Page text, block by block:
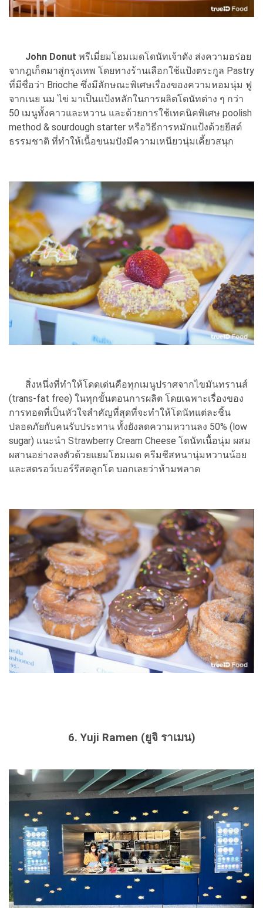
John Donut พรีเมี่ยมโฮมเมดโดนัทเจ้าดัง ส่งความอร่อย
จากฎเก็ตมาสู่กรุงเทพ โดยทางร้านเลือกใช้แป้งตระกูล Pastry
ที่มีชื่อว่า Brioche ซึ่งมีลักษณะพิเศษเรื่องของความหอมนุ่ม ฟู
จากเนย นม ไข่ มาเป็นแป้งหลักในการผลิตโดนัทต่าง ๆ กว่า
50 เมนูทั้งคาวและหวาน และด้วยการใช้เทคนิคพิเศษ poolish
method & sourdough starter หรือวิธีการหมักแป้งด้วยยีสต์
ธรรมชาติ ที่ทำให้เนื้อขนมปังมีความเหนียวนุ่มเคี้ยวสนุก
สิ่งหนึ่งที่ทำให้โดดเด่นคือทุกเมนูปราศจากไขมันทรานส์
(trans-fat free) ในทุกขั้นตอนการผลิต โดยเฉพาะเรื่องของ
การทอดที่เป็นหัวใจสำคัญที่สุดที่จะทำให้โดนัทแต่ละชิ้น
ปลอดภัยกับคนรับประทาน ทั้งยังลดความหวานลง 50% (low
sugar) แนะนำ Strawberry Cream Cheese โดนัทเนื้อนุ่ม ผสม
ผสานอย่างลงตัวด้วยแยมโฮมเมด ครีมชีสหนานุ่มหวานน้อย
และสตรอว์เบอร์รีสดลูกโต บอกเลยว่าห้ามพลาด
6. Yuji Ramen (ยูจิ ราเมน)